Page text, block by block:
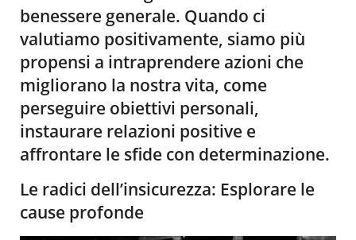
benessere generale. Quando ci
valutiamo positivamente, siamo più
propensi a intraprendere azioni che
migliorano la nostra vita, come
perseguire obiettivi personali,
instaurare relazioni positive e
affrontare le sfide con determinazione.
Le radici dell’insicurezza: Esplorare le
cause profonde